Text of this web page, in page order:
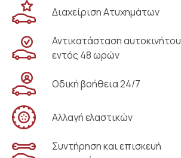
Διαχείριση Ατυχημάτων
Αντικατάσταση αυτοκινήτου
εντός 48 ωρών
Οδική βοήθεια 24/7
Αλλαγή ελαστικών
Συντήρηση και επισκευή